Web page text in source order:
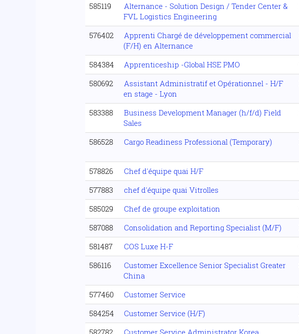
585119
Alternance - Solution Design / Tender Center &
FVL Logistics Engineering
576402
Apprenti Chargé de développement commercial
(F/H) en Alternance
584384 Apprenticeship -Global HSE PMO
580692
Assistant Administratif et Opérationnel - H/F
en stage - Lyon
583388
Business Development Manager (h/f/d) Field
Sales
586528 Cargo Readiness Professional (Temporary)
578826 Chef d'équipe quai H/F
577883
chef d'équipe quai Vitrolles
585029
Chef de groupe exploitation
587088
Consolidation and Reporting Specialist (M/F)
581487
COS Luxe H-F
586116
Customer Excellence Senior Specialist Greater
China
577460 Customer Service
584254
Customer Service (H/F)
582782
Customer Service Administrator Korea